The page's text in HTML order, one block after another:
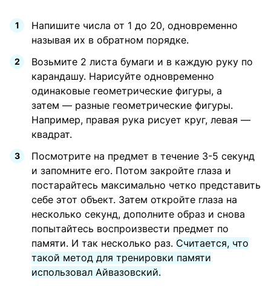
Напишите числа от 1 до 20, одновременно
называя их в обратном порядке.
Возьмите 2 листа бумаги и в каждую руку по
карандашу. Нарисуйте одновременно
одинаковые геометрические фигуры, а
затем — разные геометрические фигуры.
Например, правая рука рисует круг, левая —
квадрат.
Посмотрите на предмет в течение 3-5 секунд
и запомните его. Потом закройте глаза и
постарайтесь максимально четко представить
себе этот объект. Затем откройте глаза на
несколько секунд, дополните образ и снова
попытайтесь воспроизвести предмет по
памяти. И так несколько раз. Считается, что
такой метод для тренировки памяти
использовал Айвазовский.